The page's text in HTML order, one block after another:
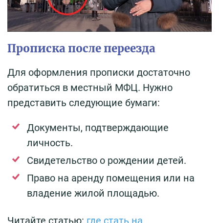
Прописка после переезда
Для оформления прописки достаточно
обратиться в местный МФЦ. Нужно
представить следующие бумаги:
Документы, подтверждающие
личность.
Свидетельство о рождении детей.
Право на аренду помещения или на
владение жилой площадью.
Читайте статью: где стать на